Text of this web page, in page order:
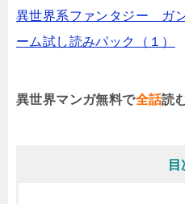
異世界系ファンタジー ガ
ーム試し読みパック（１）
異世界マンガ無料で全話読
目